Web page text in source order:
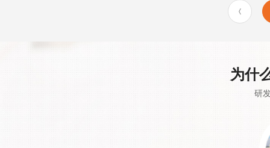
为什
研